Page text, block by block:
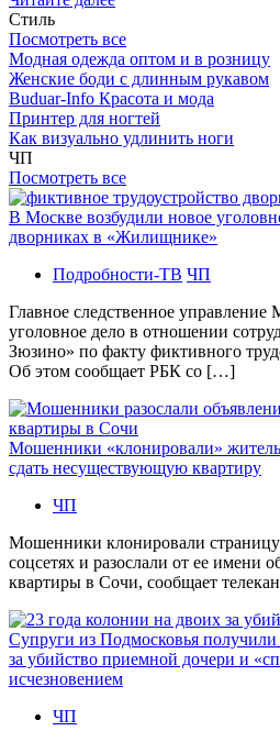
Стиль
Посмотреть все
Модная одежда оптом и в розницу
Женские боди с длинным рукавом
Buduar-Info Красота и мода
Принтер для ногтей
Как визуально удлинить ноги
ЧП
Посмотреть все
В Москве возбудили новое
дворниках в «Жилищнике»
Подробности-ТВ ЧП
Главное следственное управление
уголовное дело в отношении
Зюзино» по факту фиктивного
Об этом сообщает РБК со […]
Мошенники «клонировали»
сдать несуществующую квартиру
ЧП
Мошенники клонировали
соцсетях и разослали от ее имени
квартиры в Сочи, сообщает
Супруги из Подмосковья
за убийство приемной дочери и
исчезновением
ЧП